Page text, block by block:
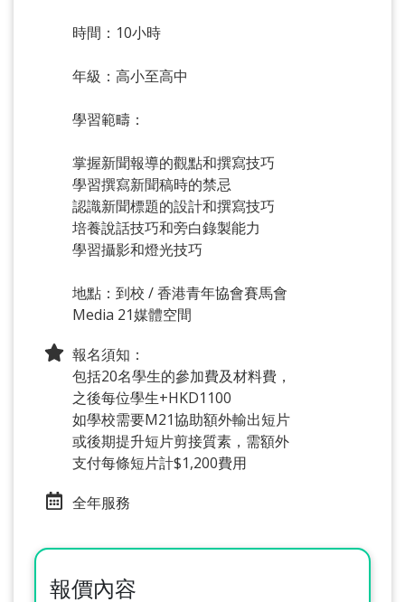
時間：10小時
年級：高小至高中
學習範疇：
掌握新聞報導的觀點和撰寫技巧
學習撰寫新聞稿時的禁忌
認識新聞標題的設計和撰寫技巧
培養說話技巧和旁白錄製能力
學習攝影和燈光技巧
地點：到校 / 香港青年協會賽馬會
Media 21媒體空間
報名須知：
包括20名學生的參加費及材料費，
之後每位學生+HKD1100
如學校需要M21協助額外輸出短片
或後期提升短片剪接質素，需額外
支付每條短片計$1,200費用
全年服務
報價內容